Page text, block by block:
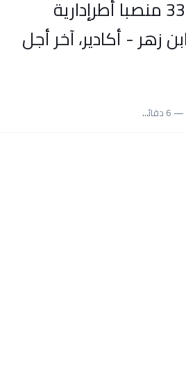
مباريات توظيف 33 منصبا أطرإدارية
زهر - أكادير، آخر أجل
6 دقائق للقراءة